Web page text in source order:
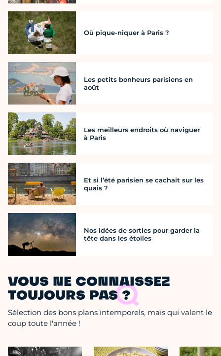
Où pique-niquer à Paris ?
Les petits bonheurs parisiens en
août
Les meilleurs endroits où naviguer
à Paris
Et si l’été parisien se cachait sur les
quais ?
Nos idées de sorties pour garder la
tête dans les étoiles
VOUS NE CONNAISSEZ
TOUJOURS PAS ?
Sélection des bons plans intemporels, mais qui valent le
coup toute l'année !